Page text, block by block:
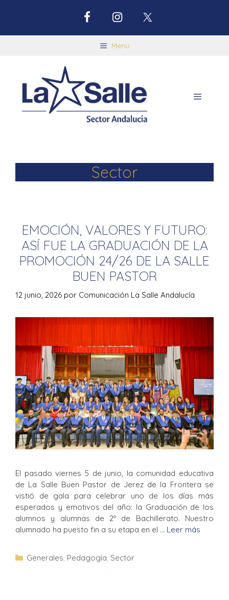
Menu
Sector
EMOCIÓN, VALORES Y FUTURO:
ASÍ FUE LA GRADUACIÓN DE LA
PROMOCIÓN 24/26 DE LA SALLE
BUEN PASTOR
12 junio, 2026 por Comunicación La Salle Andalucía
El pasado viernes 5 de junio, la comunidad educativa
de La Salle Buen Pastor de Jerez de la Frontera se
vistió de gala para celebrar uno de los días más
esperados y emotivos del año: la Graduación de los
alumnos y alumnas de 2º de Bachillerato. Nuestro
alumnado ha puesto fin a su etapa en el … Leer más
Generales, Pedagogía, Sector